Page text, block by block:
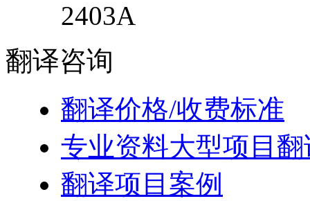
2403A
翻译咨询
翻译价格/收费标准
专业资料大型项目翻
翻译项目案例